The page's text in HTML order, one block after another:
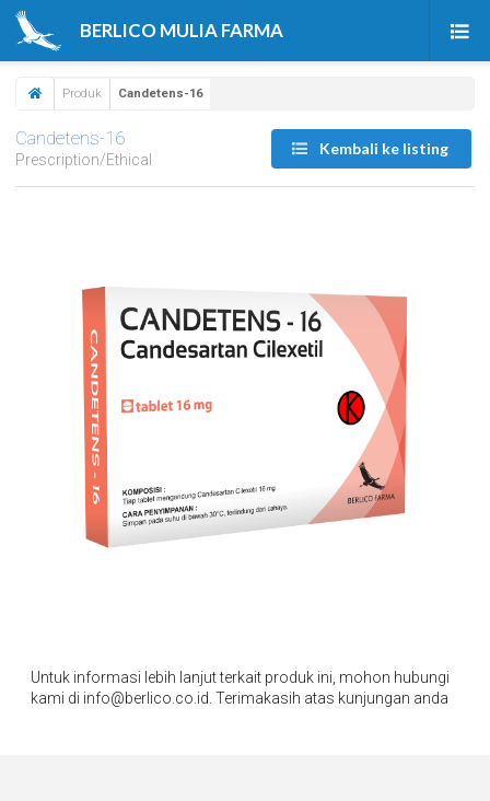
BERLICO MULIA FARMA
Produk
Tentang Kami
Kontak Kami
Produk Candetens-16
Candetens-16
Prescription/Ethical
Kembali ke listing
Untuk informasi lebih lanjut terkait produk ini, mohon hubungi
kami di info@berlico.co.id. Terimakasih atas kunjungan anda